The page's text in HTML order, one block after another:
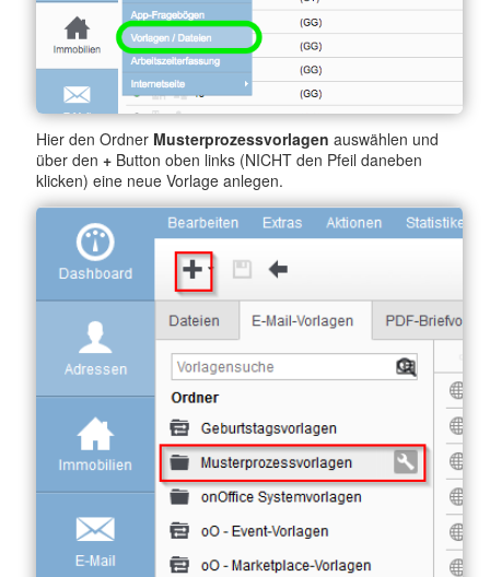
Hier den Ordner Musterprozessvorlagen auswählen und
über den + Button oben links (NICHT den Pfeil daneben
klicken) eine neue Vorlage anlegen.